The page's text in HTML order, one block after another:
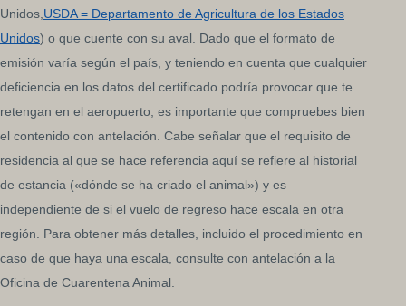
Unidos, USDA = Departamento de Agricultura de los Estados
Unidos) o que cuente con su aval. Dado que el formato de
emisión varía según el país, y teniendo en cuenta que cualquier
deficiencia en los datos del certificado podría provocar que te
retengan en el aeropuerto, es importante que compruebes bien
el contenido con antelación. Cabe señalar que el requisito de
residencia al que se hace referencia aquí se refiere al historial
de estancia («dónde se ha criado el animal») y es
independiente de si el vuelo de regreso hace escala en otra
región. Para obtener más detalles, incluido el procedimiento en
caso de que haya una escala, consulte con antelación a la
Oficina de Cuarentena Animal.